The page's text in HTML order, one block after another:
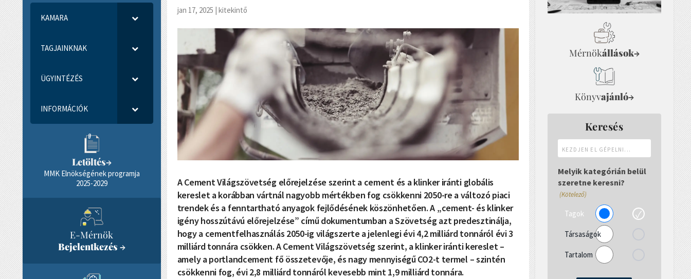
KAMARA
TAGJAINKNAK
ÜGYINTÉZÉS
INFORMÁCIÓK
Letöltés→
MMK Elnökségének programja
2025-2029
E-Mérnök
Bejelentkezés →
jan 17, 2025 | kitekintő
A Cement Világszövetség előrejelzése szerint a cement és a klinker iránti globális
kereslet a korábban vártnál nagyobb mértékben fog csökkenni 2050-re a változó piaci
trendek és a fenntartható anyagok fejlődésének köszönhetően. A „cement- és klinker
igény hosszútávú előrejelzése” című dokumentumban a Szövetség azt predesztinálja,
hogy a cementfelhasználás 2050-ig világszerte a jelenlegi évi 4,2 milliárd tonnáról évi 3
milliárd tonnára csökken. A Cement Világszövetség szerint, a klinker iránti kereslet –
amely a portlandcement fő összetevője, és nagy mennyiségű CO2-t termel – szintén
csökkenni fog, évi 2,8 milliárd tonnáról kevesebb mint 1,9 milliárd tonnára.
Mérnökállások→
Könyvajánló→
Keresés
el
gépelni...
Melyik kategórián belül
szeretne keresni?
(Kötelező)
Tagok
Társaságok
Tartalom